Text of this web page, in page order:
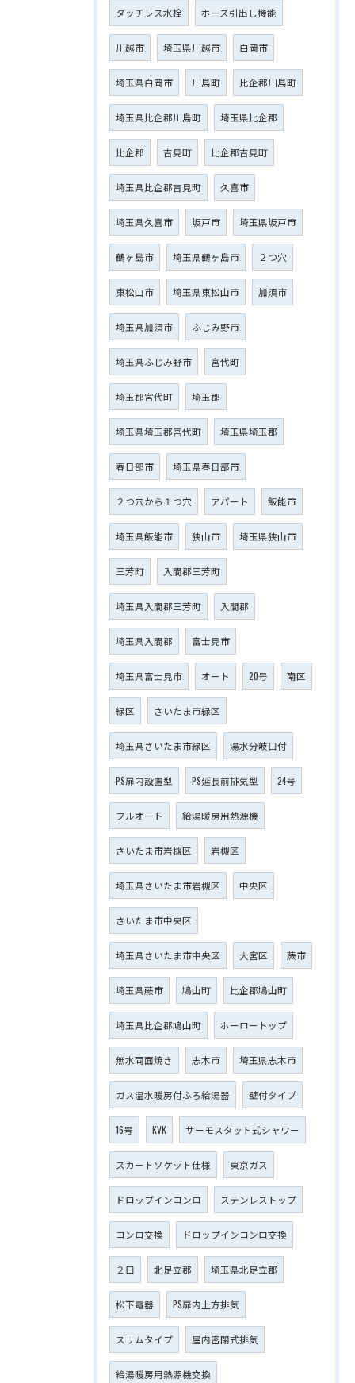
タッチレス水栓 ホース引出し機能
川越市 埼玉県川越市 白岡市
埼玉県白岡市 川島町 比企郡川島町
埼玉県比企郡川島町 埼玉県比企郡
比企郡 吉見町 比企郡吉見町
埼玉県比企郡吉見町 久喜市
埼玉県久喜市 坂戸市 埼玉県坂戸市
鶴ヶ島市 埼玉県鶴ヶ島市 ２つ穴
東松山市 埼玉県東松山市 加須市
埼玉県加須市 ふじみ野市
埼玉県ふじみ野市 宮代町
埼玉郡宮代町 埼玉郡
埼玉県埼玉郡宮代町 埼玉県埼玉郡
春日部市 埼玉県春日部市
２つ穴から１つ穴 アパート 飯能市
埼玉県飯能市 狭山市 埼玉県狭山市
三芳町 入間郡三芳町
埼玉県入間郡三芳町 入間郡
埼玉県入間郡 富士見市
埼玉県富士見市 オート 20号 南区
緑区 さいたま市緑区
埼玉県さいたま市緑区 湯水分岐口付
PS扉内設置型 PS延長前排気型 24号
フルオート 給湯暖房用熱源機
さいたま市岩槻区 岩槻区
埼玉県さいたま市岩槻区 中央区
さいたま市中央区
埼玉県さいたま市中央区 大宮区 蕨市
埼玉県蕨市 鳩山町 比企郡鳩山町
埼玉県比企郡鳩山町 ホーロートップ
無水両面焼き 志木市 埼玉県志木市
ガス温水暖房付ふろ給湯器 壁付タイプ
16号 KVK サーモスタット式シャワー
スカートソケット仕様 東京ガス
ドロップインコンロ ステンレストップ
コンロ交換 ドロップインコンロ交換
２口 北足立郡 埼玉県北足立郡
松下電器 PS扉内上方排気
スリムタイプ 屋内密閉式排気
給湯暖房用熱源機交換